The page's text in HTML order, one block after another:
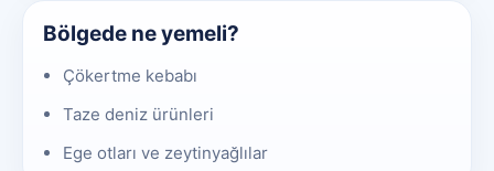
Bölgede ne yemeli?
Çökertme kebabı
Taze deniz ürünleri
Ege otları ve zeytinyağlılar